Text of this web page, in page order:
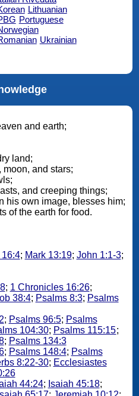
Lithuanian
Portuguese
Ukrainian
and earth;
land;
and stars;
and creeping things;
his own image, blesses him;
of the earth for food.
16:4; Mark 13:19; John 1:1-3;
; 1 Chronicles 16:26;
38:4; Psalms 8:3; Psalms
; Psalms 96:5; Psalms
104:30; Psalms 115:15;
; Psalms 134:3
; Psalms 148:4; Psalms
8:22-30; Ecclesiastes
44:24; Isaiah 45:18;